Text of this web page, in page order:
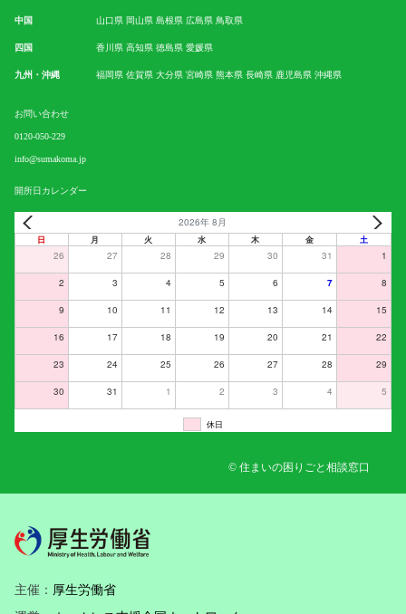
中国 山口県 岡山県 島根県 広島県 鳥取県
四国 香川県 高知県 徳島県 愛媛県
九州・沖縄 福岡県 佐賀県 大分県 宮崎県 熊本県 長崎県 鹿児島県 沖縄県
お問い合わせ
0120-050-229
info@sumakoma.jp
開所日カレンダー
2026年 8月
日 月 火 水 木 金 土
26 27 28 29 30 31 1
2 3 4 5 6 7 8
9 10 11 12 13 14 15
16 17 18 19 20 21 22
23 24 25 26 27 28 29
30 31 1 2 3 4 5
休日
© 住まいの困りごと相談窓口
主催： 厚生労働省